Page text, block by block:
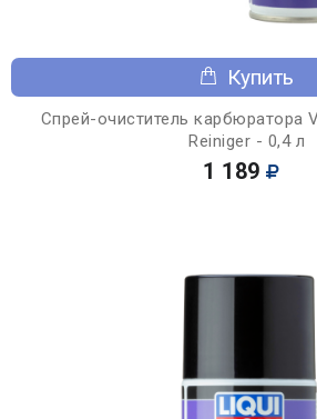
Купить
Спрей-очиститель карбюратора
Reiniger - 0,4 л
1 189